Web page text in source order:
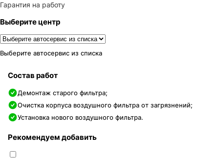
Гарантия на работу
Выберите центр
Выберите автосервис из списка
Состав работ
Демонтаж старого фильтра;
Очистка корпуса воздушного фильтра от загрязнений;
Установка нового воздушного фильтра.
Рекомендуем добавить